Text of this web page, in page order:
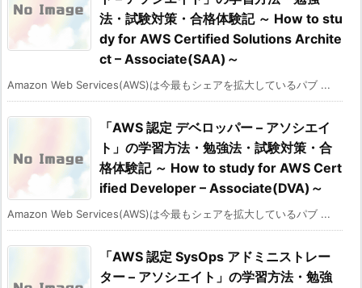
法・試験対策・合格体験記 ～ How to stu
dy for AWS Certified Solutions Archite
ct – Associate(SAA)～
Amazon Web Services(AWS)は今最もシェアを拡大しているパブ ...
「AWS 認定 デベロッパー – アソシエイ
ト」の学習方法・勉強法・試験対策・合
格体験記 ～ How to study for AWS Cert
ified Developer – Associate(DVA)～
Amazon Web Services(AWS)は今最もシェアを拡大しているパブ ...
「AWS 認定 SysOps アドミニストレー
ター – アソシエイト」の学習方法・勉強